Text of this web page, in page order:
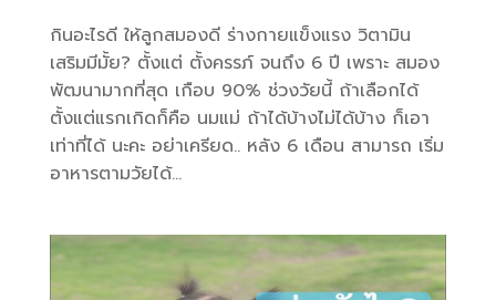
กินอะไรดี ให้ลูกสมองดี ร่างกายแข็งแรง วิตามิน
เสริมมีมั้ย? ตั้งแต่ ตั้งครรภ์ จนถึง 6 ปี เพราะ สมอง
พัฒนามากที่สุด เกือบ 90% ช่วงวัยนี้ ถ้าเลือกได้
ตั้งแต่แรกเกิดก็คือ นมแม่ ถ้าได้บ้างไม่ได้บ้าง ก็เอา
เท่าที่ได้ นะคะ อย่าเครียด.. หลัง 6 เดือน สามารถ เริ่ม
อาหารตามวัยได้...